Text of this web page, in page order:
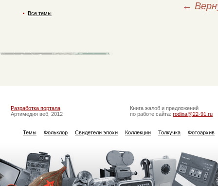
←
Все темы
Разработка портала
Артимедия веб, 2012
Книга жалоб и предложений
по работе сайта: rodina@22-91.ru
Темы Фольклор Свидетели эпохи Коллекции Толкучка Фотоархив